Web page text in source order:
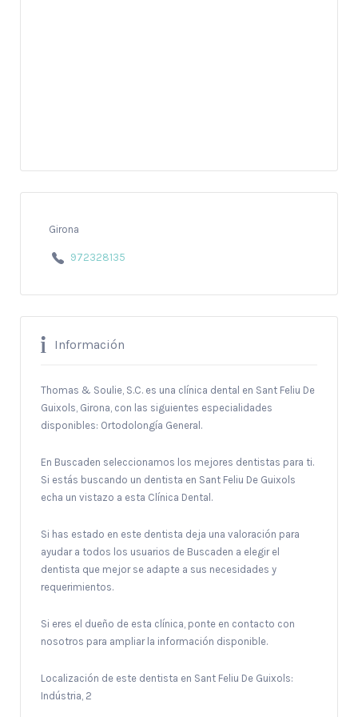
Girona
972328135
Información
Thomas & Soulie, S.C. es una clínica dental en Sant Feliu De
Guixols, Girona, con las siguientes especialidades
disponibles: Ortodolongía General.
En Buscaden seleccionamos los mejores dentistas para ti.
Si estás buscando un dentista en Sant Feliu De Guixols
echa un vistazo a esta Clínica Dental.
Si has estado en este dentista deja una valoración para
ayudar a todos los usuarios de Buscaden a elegir el
dentista que mejor se adapte a sus necesidades y
requerimientos.
Si eres el dueño de esta clínica, ponte en contacto con
nosotros para ampliar la información disponible.
Localización de este dentista en Sant Feliu De Guixols:
Indústria, 2